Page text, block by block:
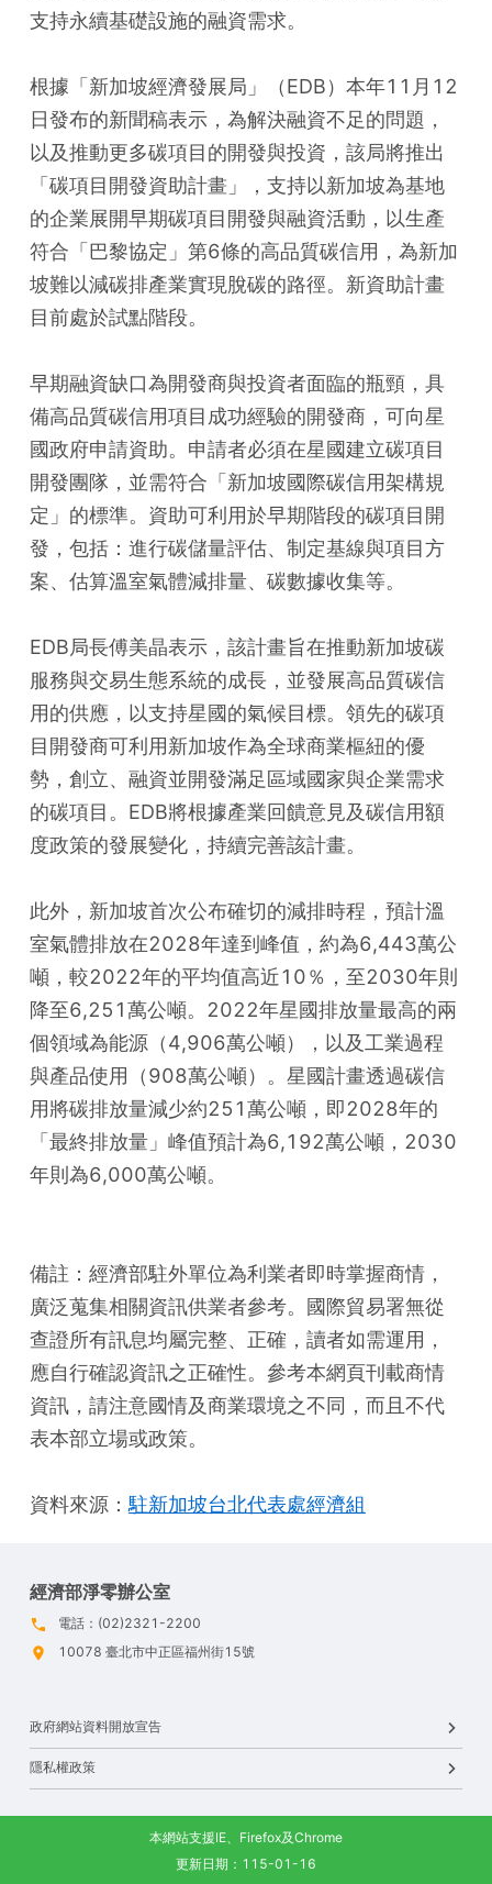
支持永續基礎設施的融資需求。
根據「新加坡經濟發展局」（EDB）本年11月12
日發布的新聞稿表示，為解決融資不足的問題，
以及推動更多碳項目的開發與投資，該局將推出
「碳項目開發資助計畫」，支持以新加坡為基地
的企業展開早期碳項目開發與融資活動，以生產
符合「巴黎協定」第6條的高品質碳信用，為新加
坡難以減碳排產業實現脫碳的路徑。新資助計畫
目前處於試點階段。
早期融資缺口為開發商與投資者面臨的瓶頸，具
備高品質碳信用項目成功經驗的開發商，可向星
國政府申請資助。申請者必須在星國建立碳項目
開發團隊，並需符合「新加坡國際碳信用架構規
定」的標準。資助可利用於早期階段的碳項目開
發，包括：進行碳儲量評估、制定基線與項目方
案、估算溫室氣體減排量、碳數據收集等。
EDB局長傅美晶表示，該計畫旨在推動新加坡碳
服務與交易生態系統的成長，並發展高品質碳信
用的供應，以支持星國的氣候目標。領先的碳項
目開發商可利用新加坡作為全球商業樞紐的優
勢，創立、融資並開發滿足區域國家與企業需求
的碳項目。EDB將根據產業回饋意見及碳信用額
度政策的發展變化，持續完善該計畫。
此外，新加坡首次公布確切的減排時程，預計溫
室氣體排放在2028年達到峰值，約為6,443萬公
噸，較2022年的平均值高近10％，至2030年則
降至6,251萬公噸。2022年星國排放量最高的兩
個領域為能源（4,906萬公噸），以及工業過程
與產品使用（908萬公噸）。星國計畫透過碳信
用將碳排放量減少約251萬公噸，即2028年的
「最終排放量」峰值預計為6,192萬公噸，2030
年則為6,000萬公噸。
備註：經濟部駐外單位為利業者即時掌握商情，
廣泛蒐集相關資訊供業者參考。國際貿易署無從
查證所有訊息均屬完整、正確，讀者如需運用，
應自行確認資訊之正確性。參考本網頁刊載商情
資訊，請注意國情及商業環境之不同，而且不代
表本部立場或政策。
資料來源： 駐新加坡台北代表處經濟組
經濟部淨零辦公室
電話：(02)2321-2200
10078 臺北市中正區福州街15號
政府網站資料開放宣告
隱私權政策
本網站支援IE、Firefox及Chrome
更新日期：115-01-16